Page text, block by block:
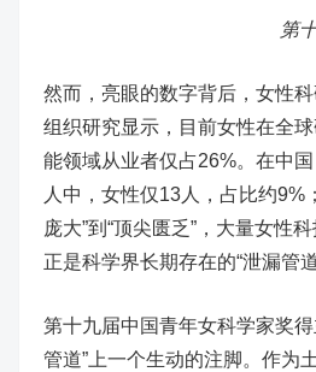
第
然而，亮眼的数字背后，女性
组织研究显示，目前女性在全
能领域从业者仅占26%。在中
人中，女性仅13人，占比约9%
庞大”到“顶尖匮乏”，大量女
正是科学界长期存在的“泄漏管道
第十九届中国青年女科学家奖
管道”上一个生动的注脚。作为